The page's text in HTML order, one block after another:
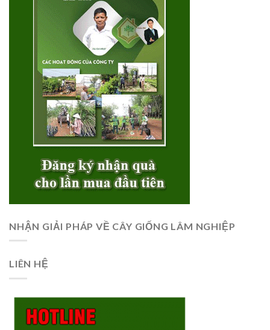
NHẬN GIẢI PHÁP VỀ CÂY GIỐNG LÂM NGHIỆP
LIÊN HỆ